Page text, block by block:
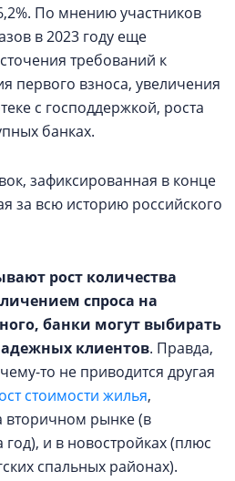
По мнению участников
в 2023 году еще
требований к
взноса, увеличения
с господдержкой, роста
банках.
зафиксированная в конце
за всю историю российского
рост количества
спроса на
банки могут выбирать
клиентов. Правда,
то не приводится другая
стоимости жилья,
вторичном рынке (в
год), и в новостройках (плюс
спальных районах).